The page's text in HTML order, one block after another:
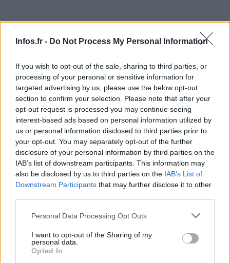
Infos.fr - Do Not Process My Personal Information
If you wish to opt-out of the sale, sharing to third parties, or
processing of your personal or sensitive information for
targeted advertising by us, please use the below opt-out
section to confirm your selection. Please note that after your
opt-out request is processed you may continue seeing
interest-based ads based on personal information utilized by
us or personal information disclosed to third parties prior to
your opt-out. You may separately opt-out of the further
disclosure of your personal information by third parties on the
IAB’s list of downstream participants. This information may
also be disclosed by us to third parties on the IAB’s List of
Downstream Participants that may further disclose it to other
Please note that this website/app uses one or more Google
not limited to your visit or usage behaviour. You may click to
grant or deny consent to Google and its third-party tags to
use your data for below specified purposes in below Google
Personal Data Processing Opt Outs
I want to opt-out of the Sharing of my
personal data.
Opted In
Dans l’ancienne Grèce, la culture compétitive était
comme la médecine, la sculpture, le théâtre et le cardage
de la laine. Le concours n’était pas simplement une
confrontation entre les citoyens, il était bien plus que cela.
C’est ce que souligne l’historien, affirmant que la rivalité
était une composante essentielle de la culture grecque.
Cependant, Alexandre Farnoux, expert en histoire de l’art
et en archéologie grecque à l’Université de la Sorbonne,
insiste sur le fait que la notion de compétition pour les
Grecs est totalement différente de ce qu’on pourrait
se libérer des stéréotypes pour saisir pleinement leur
essence. Il explique que leur compétition se déroulait
toujours dans un contexte religieux, et qu’elle était aussi